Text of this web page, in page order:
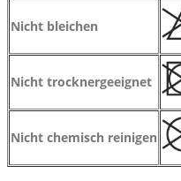
Nicht bleichen
Nicht trocknergeeignet
Nicht chemisch reinigen